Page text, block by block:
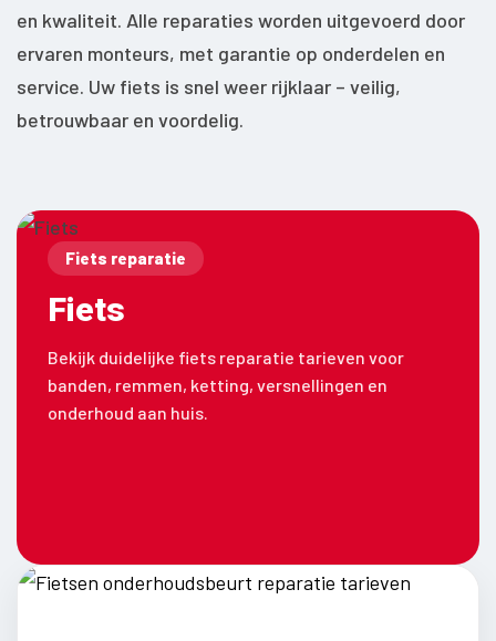
en kwaliteit. Alle reparaties worden uitgevoerd door
ervaren monteurs, met garantie op onderdelen en
service. Uw fiets is snel weer rijklaar – veilig,
betrouwbaar en voordelig.
Fiets reparatie
Fiets
Bekijk duidelijke fiets reparatie tarieven voor
banden, remmen, ketting, versnellingen en
onderhoud aan huis.